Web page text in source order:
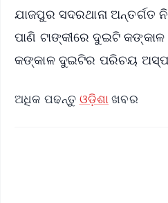
ଯାଜପୁର ସଦରଥାନା ଅନ୍ତର୍ଗତ
ପାଣି ଟାଙ୍କୀରେ ଦୁଇଟି
କଙ୍କାଳ ଦୁଇଟିର ପରିଚୟ
ଅଧିକ ପଢନ୍ତୁ ଓଡ଼ିଶା ଖବର